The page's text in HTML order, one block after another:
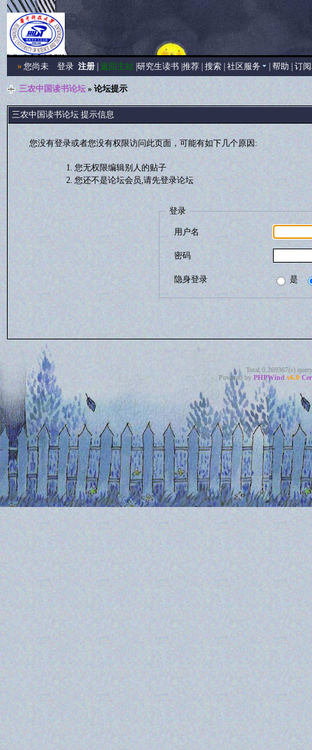
»您尚未 登录 注册| 返回主站| 研究生读书| 推荐| 搜索| 社区服务 帮助 订
三农中国读书论坛» 论坛提示
三农中国读书论坛 提示信息
您没有登录或者您没有权限访问此页面，可能有如下几个原因:
您无权限编辑别人的贴子
您还不是论坛会员,请先登录论坛
登录
用户名
密码
隐身登录 是
Total 0.269367(s)
Powered by PHPWind v6.0